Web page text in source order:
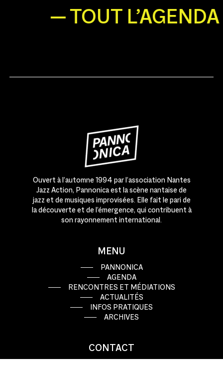
— TOUT L’AGENDA
Ouvert à l’automne 1994 par l’association Nantes
Jazz Action, Pannonica est la scène nantaise de
jazz et de musiques improvisées. Elle fait le pari de
la découverte et de l’émergence, qui contribuent à
son rayonnement international.
MENU
PANNONICA
AGENDA
RENCONTRES ET MÉDIATIONS
ACTUALITÉS
INFOS PRATIQUES
ARCHIVES
CONTACT